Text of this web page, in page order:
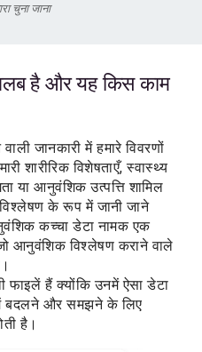
चुना जाना
है और यह किस काम
जानकारी में हमारे विवरणों
शारीरिक विशेषताएँ, स्वास्थ्य
या आनुवंशिक उत्पत्ति शामिल
विश्लेषण के रूप में जानी जाने
कच्चा डेटा नामक एक
आनुवंशिक विश्लेषण कराने वाले
फाइलें हैं क्योंकि उनमें ऐसा डेटा
में बदलने और समझने के लिए
है।